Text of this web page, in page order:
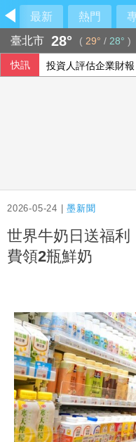
最新 熱門
臺北市 28° ( 29° / 28° )
快訊 投資人評估企業財
2026-05-24 |墨新聞
世界牛奶日送福
費領2瓶鮮奶